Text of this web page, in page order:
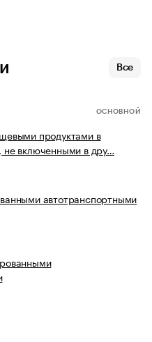
Все
ОСНОВНОЙ
продуктами в
не включенными в дру…
автотранспортными